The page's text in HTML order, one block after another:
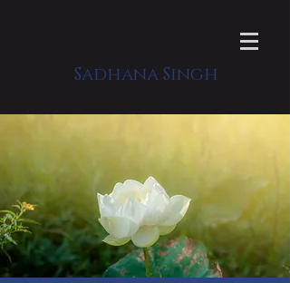
Sadhana Singh